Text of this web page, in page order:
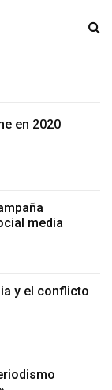
en 2020
media
y el conflicto